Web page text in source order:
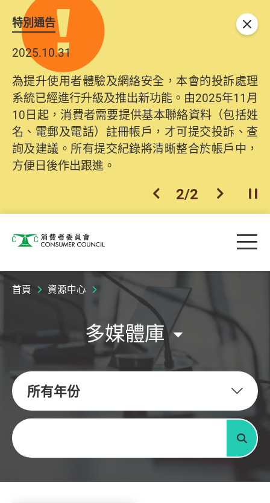
特別通告
2025.10.31
為提升使用者體驗及網絡安全，本會的投訴處理
系統已經進行升級及推出新功能。由2025年11月
10日起，消費者需要提供基本聯絡資料（包括姓
名、電郵及電話）註冊帳戶，才可提交投訴、查
詢及建議。所有提交紀錄將清晰整合於帳戶中，
方便日後作出跟進。
上一個
2/2 下一個開
關閉
消費者委員會 目
首頁 資源中心
多媒體庫
所有年份
關鍵字
搜尋